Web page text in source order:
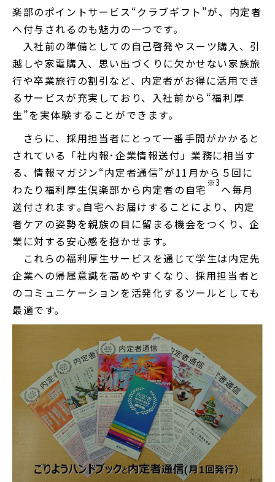
楽部のポイントサービス“クラブギフト”が、内定者
へ付与されるのも魅力の一つです。
入社前の準備としての自己啓発やスーツ購入、引
越しや家電購入、思い出づくりに欠かせない家族旅
行や卒業旅行の割引など、内定者がお得に活用でき
るサービスが充実しており、入社前から“福利厚
生”を実体験することができます。
さらに、採用担当者にとって一番手間がかかると
されている「社内報･企業情報送付」業務に相当す
る、情報マガジン“内定者通信”が11月から５回に
わたり福利厚生倶楽部から内定者の自宅 ※3 へ毎月
送付されます｡自宅へお届けすることにより、内定
者ケアの姿勢を親族の目に留まる機会をつくり、企
業に対する安心感を抱かせます。
これらの福利厚生サービスを通じて学生は内定先
企業への帰属意識を高めやすくなり、採用担当者と
のコミュニケーションを活発化するツールとしても
最適です。